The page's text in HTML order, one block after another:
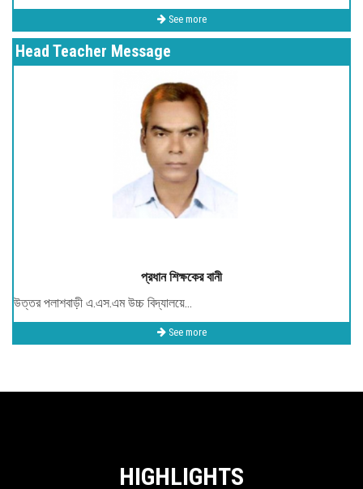
See more
Head Teacher Message
প্রধান শিক্ষকের বানী
উত্তর পলাশবাড়ী এ.এস.এম উচ্চ বিদ্যালয়ে...
See more
HIGHLIGHTS